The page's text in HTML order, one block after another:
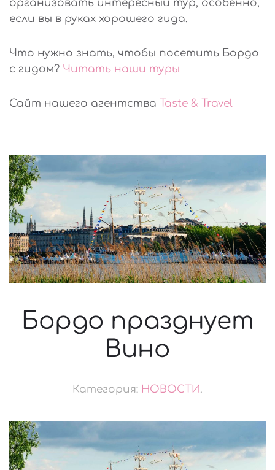
организовать интересный тур, особенно,
если вы в руках хорошего гида.
Что нужно знать, чтобы посетить Бордо
с гидом? Читать наши туры
Сайт нашего агентства Taste & Travel
Бордо празднует
Вино
Категория: НОВОСТИ.